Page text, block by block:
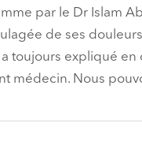
par le Dr Islam
de ses
toujours expliqué
médecin. Nous